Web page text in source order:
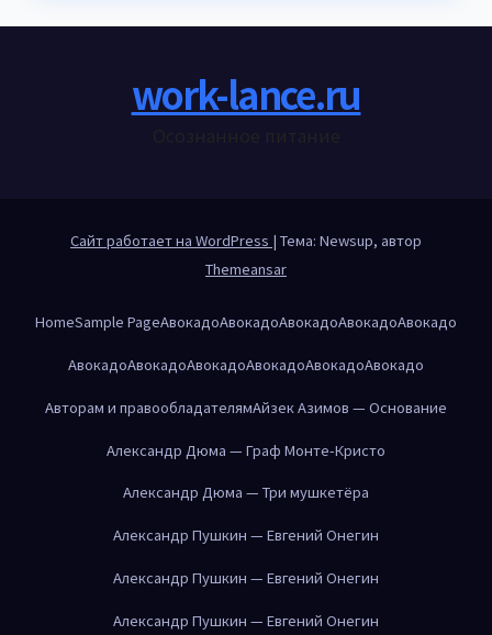
work-lance.ru
Сайт работает на WordPress | Тема: Newsup, автор
Themeansar
HomeSample PageАвокадоАвокадоАвокадоАвокадоАвокадо
АвокадоАвокадоАвокадоАвокадоАвокадоАвокадо
Авторам и правообладателямАйзек Азимов — Основание
Александр Дюма — Граф Монте-Кристо
Александр Дюма — Три мушкетёра
Александр Пушкин — Евгений Онегин
Александр Пушкин — Евгений Онегин
Александр Пушкин — Евгений Онегин